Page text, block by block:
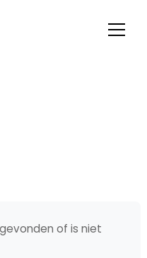
of is niet